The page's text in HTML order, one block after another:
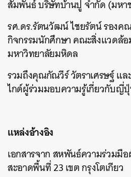
สัมพันธ์ บริษัทบ้านปู จำกัด (มหา
รศ.ดร.รัตนวัฒน์ ไชยรัตน์ รองค
กิจกรรมนักศึกษา คณะสิ่งแวดล้
มหาวิทยาลัยมหิดล
รวมถึงคุณกัณวีร์ วัตราเศรษฐ์ แ
ไกด์ผู้ร่วมมอบความรู้เกี่ยวกับญี่
แหล่งอ้างอิง
เอกสารจาก สหพันธ์ความร่วมมื
สะอาดพื้นที่ 23 เขต กรุงโตเกียว